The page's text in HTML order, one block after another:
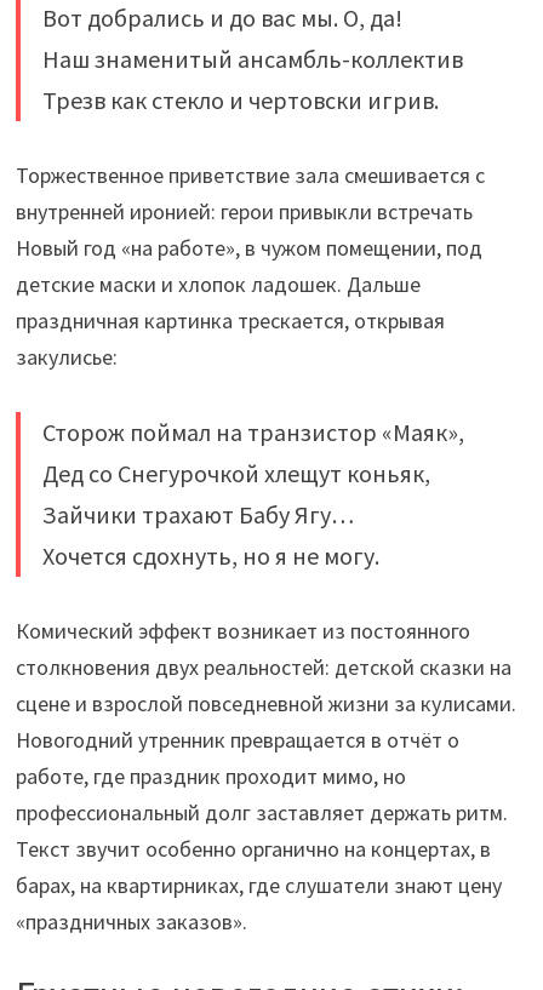
Вот добрались и до вас мы. О, да!
Наш знаменитый ансамбль-коллектив
Трезв как стекло и чертовски игрив.
Торжественное приветствие зала смешивается с
внутренней иронией: герои привыкли встречать
Новый год «на работе», в чужом помещении, под
детские маски и хлопок ладошек. Дальше
праздничная картинка трескается, открывая
закулисье:
Сторож поймал на транзистор «Маяк»,
Дед со Снегурочкой хлещут коньяк,
Зайчики трахают Бабу Ягу…
Хочется сдохнуть, но я не могу.
Комический эффект возникает из постоянного
столкновения двух реальностей: детской сказки на
сцене и взрослой повседневной жизни за кулисами.
Новогодний утренник превращается в отчёт о
работе, где праздник проходит мимо, но
профессиональный долг заставляет держать ритм.
Текст звучит особенно органично на концертах, в
барах, на квартирниках, где слушатели знают цену
«праздничных заказов».